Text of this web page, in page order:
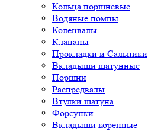
Кольца поршневые
Водяные помпы
Коленвалы
Клапаны
Прокладки и Сальники
Вкладыши шатунные
Поршни
Распредвалы
Втулки шатуна
Форсунки
Вкладыши коренные